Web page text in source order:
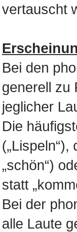
vertauscht
Bei den
generell zu
jeglicher
Die
„schön“)
statt
Bei der
alle Laute